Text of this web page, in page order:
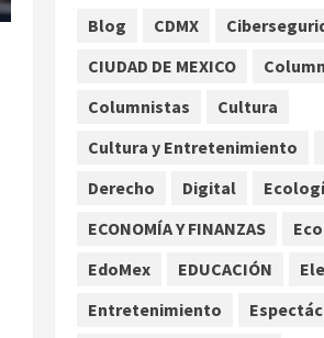
2
Lotería
billete por
México
agosto 7, 2026
Internacional
Desplome de
Street
agosto 7, 2026
Blog CDMX
CIUDAD DE MEXICO
Columnistas
Cultura
Cultura y Entretenimiento
Derecho
Digital
ECONOMÍA Y FINANZAS
EdoMex
EDUCACIÓN
Entretenimiento